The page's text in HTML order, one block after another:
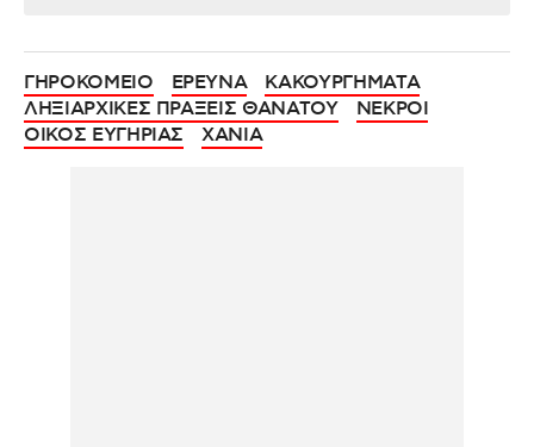
ΓΗΡΟΚΟΜΕΙΟ ΕΡΕΥΝΑ
ΚΑΚΟΥΡΓΗΜΑΤΑ
ΛΗΞΙΑΡΧΙΚΕΣ ΠΡΑΞΕΙΣ ΘΑΝΑΤΟΥ
ΝΕΚΡΟΙ
ΟΙΚΟΣ ΕΥΓΗΡΙΑΣ
ΧΑΝΙΑ